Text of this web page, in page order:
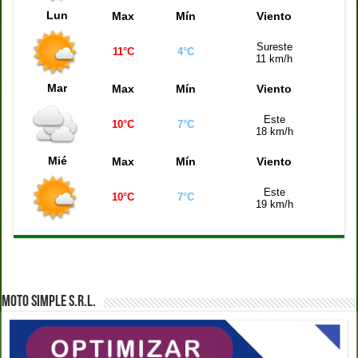
Lun Max Mín Viento
11°C 4°C
Sureste
11 km/h
Mar Max Mín Viento
10°C 7°C
Este
18 km/h
Mié Max Mín Viento
10°C 7°C
Este
19 km/h
MOTO SIMPLE S.R.L.